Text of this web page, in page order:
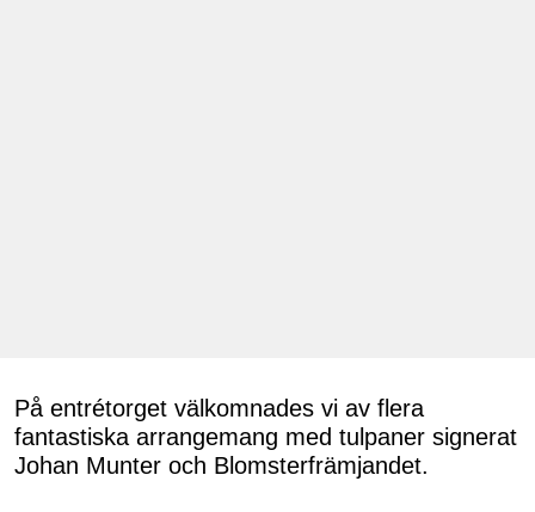
På entrétorget välkomnades vi av flera
fantastiska arrangemang med tulpaner signerat
Johan Munter och Blomsterfrämjandet.